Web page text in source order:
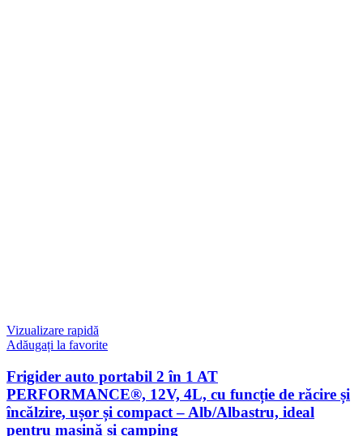
Vizualizare rapidă
Adăugați la favorite
Frigider auto portabil 2 în 1 AT
PERFORMANCE®, 12V, 4L, cu funcție de răcire și
încălzire, ușor și compact – Alb/Albastru, ideal
pentru mașină și camping